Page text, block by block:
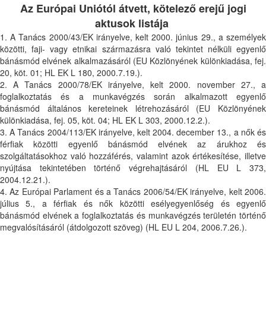
Az Európai Uniótól átvett, kötelező erejű jogi
aktusok listája
1. A Tanács 2000/43/EK irányelve, kelt 2000. június 29., a személyek
közötti, faji- vagy etnikai származásra való tekintet nélküli egyenlő
bánásmód elvének alkalmazásáról (EU Közlönyének különkiadása, fej.
20, köt. 01; HL EK L 180, 2000.7.19.).
2. A Tanács 2000/78/EK irányelve, kelt 2000. november 27., a
foglalkoztatás és a munkavégzés során alkalmazott egyenlő
bánásmód általános kereteinek létrehozásáról (EU Közlönyének
különkiadása, fej. 05, köt. 04; HL EK L 303, 2000.12.2.).
3. A Tanács 2004/113/EK irányelve, kelt 2004. december 13., a nők és
férfiak közötti egyenlő bánásmód elvének az árukhoz és
szolgáltatásokhoz való hozzáférés, valamint azok értékesítése, illetve
nyújtása tekintetében történő végrehajtásáról (HL EU L 373,
2004.12.21.).
4. Az Európai Parlament és a Tanács 2006/54/EK irányelve, kelt 2006.
július 5., a férfiak és nők közötti esélyegyenlőség és egyenlő
bánásmód elvének a foglalkoztatás és munkavégzés területén történő
megvalósításáról (átdolgozott szöveg) (HL EU L 204, 2006.7.26.).